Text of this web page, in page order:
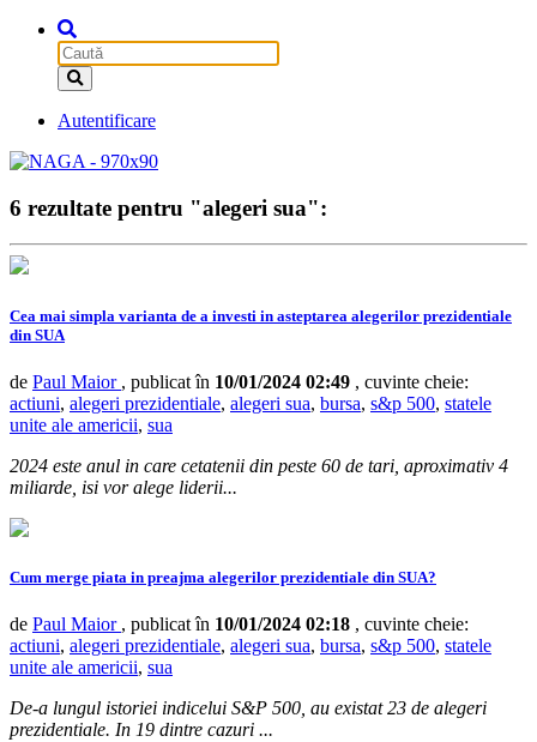
Autentificare
6 rezultate pentru "alegeri sua":
Cea mai simpla varianta de a investi in asteptarea alegerilor prezidentiale
din SUA
de Paul Maior , publicat în 10/01/2024 02:49 , cuvinte cheie:
actiuni, alegeri prezidentiale, alegeri sua, bursa, s&p 500, statele
unite ale americii, sua
2024 este anul in care cetatenii din peste 60 de tari, aproximativ 4
miliarde, isi vor alege liderii...
Cum merge piata in preajma alegerilor prezidentiale din SUA?
de Paul Maior , publicat în 10/01/2024 02:18 , cuvinte cheie:
actiuni, alegeri prezidentiale, alegeri sua, bursa, s&p 500, statele
unite ale americii, sua
De-a lungul istoriei indicelui S&P 500, au existat 23 de alegeri
prezidentiale. In 19 dintre cazuri ...